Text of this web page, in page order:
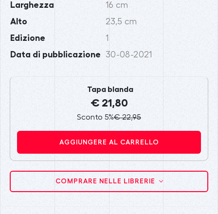
Larghezza 16 cm
Alto 23,5 cm
Edizione 1
Data di pubblicazione 30-08-2021
Tapa blanda
€ 21,80
Sconto 5%€ 22,95
AGGIUNGERE AL CARRELLO
COMPRARE NELLE LIBRERIE